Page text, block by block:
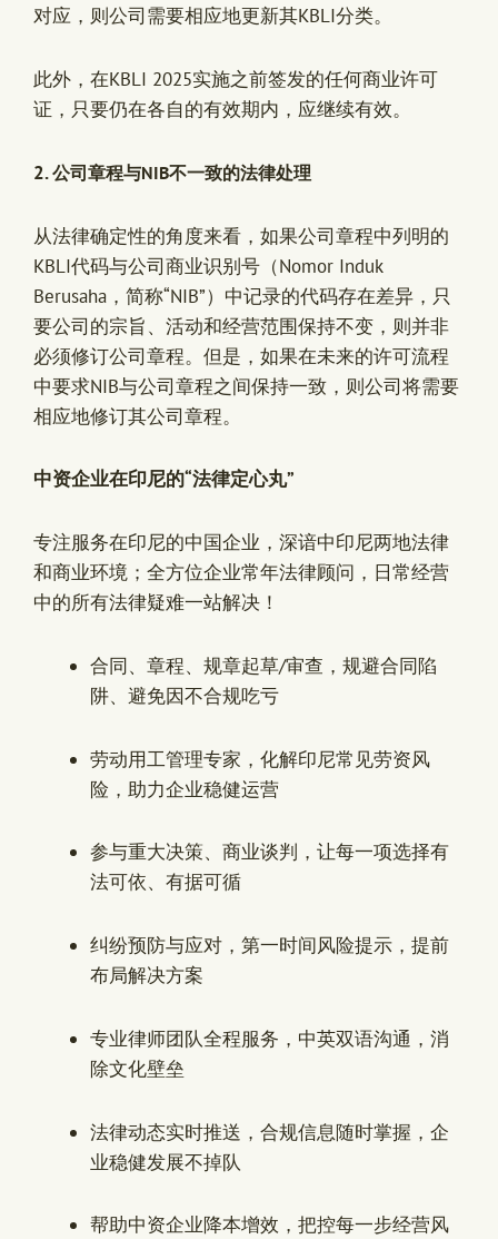
对应，则公司需要相应地更新其KBLI分类。
此外，在KBLI 2025实施之前签发的任何商业许可
证，只要仍在各自的有效期内，应继续有效。
2.公司章程与NIB不一致的法律处理
从法律确定性的角度来看，如果公司章程中列明的
KBLI代码与公司商业识别号（Nomor Induk
Berusaha，简称“NIB”）中记录的代码存在差异，只
要公司的宗旨、活动和经营范围保持不变，则并非
必须修订公司章程。但是，如果在未来的许可流程
中要求NIB与公司章程之间保持一致，则公司将需要
相应地修订其公司章程。
中资企业在印尼的“法律定心丸”
专注服务在印尼的中国企业，深谙中印尼两地法律
和商业环境；全方位企业常年法律顾问，日常经营
中的所有法律疑难一站解决！
合同、章程、规章起草/审查，规避合同陷
阱、避免因不合规吃亏
劳动用工管理专家，化解印尼常见劳资风
险，助力企业稳健运营
参与重大决策、商业谈判，让每一项选择有
法可依、有据可循
纠纷预防与应对，第一时间风险提示，提前
布局解决方案
专业律师团队全程服务，中英双语沟通，消
除文化壁垒
法律动态实时推送，合规信息随时掌握，企
业稳健发展不掉队
帮助中资企业降本增效，把控每一步经营风